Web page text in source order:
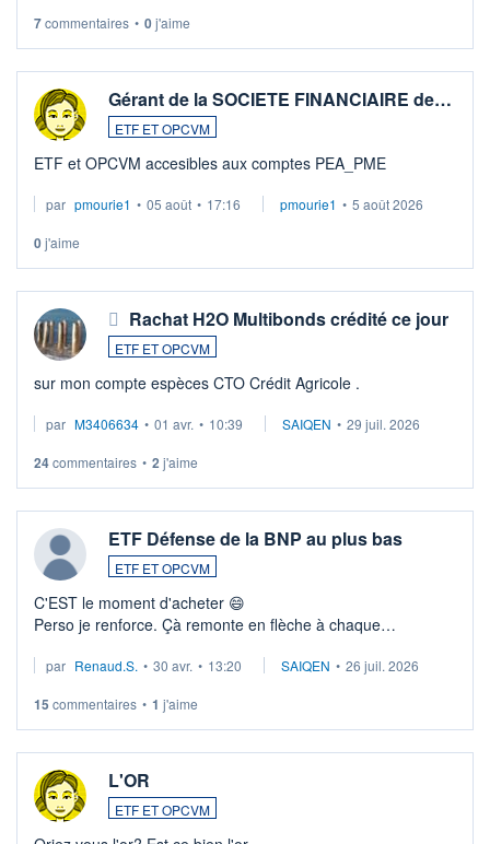
7commentaires • 0j'aime
Gérant de la SOCIETE FINANCIAIRE de…
ETF ET OPCVM
ETF et OPCVM accesibles aux comptes PEA_PME
par pmourie1 • 05 août • 17:16 pmourie1 • 5 août 2026
0j'aime
Rachat H2O Multibonds crédité ce jour
ETF ET OPCVM
sur mon compte espèces CTO Crédit Agricole .
par M3406634 • 01 avr. • 10:39 SAIQEN • 29 juil. 2026
24commentaires • 2 j'aime
ETF Défense de la BNP au plus bas
ETF ET OPCVM
C'EST le moment d'acheter 😄​
Perso je renforce. Çà remonte en flèche à chaque
Investissement long terme tip top pour sa retraite.
par Renaud.S. • 30 avr. • 13:20 SAIQEN • 26 juil. 2026
15 commentaires • 1 j'aime
L'OR
ETF ET OPCVM